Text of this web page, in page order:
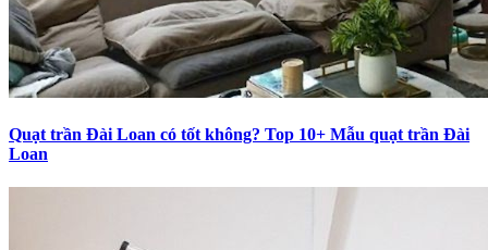
Quạt trần Đài Loan có tốt không? Top 10+ Mẫu quạt trần Đài
Loan